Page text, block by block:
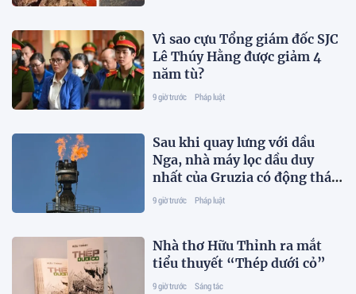
Vì sao cựu Tổng giám đốc SJC
Lê Thúy Hằng được giảm 4
năm tù?
9 giờ trước Pháp luật
Sau khi quay lưng với dầu
Nga, nhà máy lọc dầu duy
nhất của Gruzia có động thái
mới
9 giờ trước Pháp luật
Nhà thơ Hữu Thỉnh ra mắt
tiểu thuyết “Thép dưới cỏ”
9 giờ trước Sáng tác